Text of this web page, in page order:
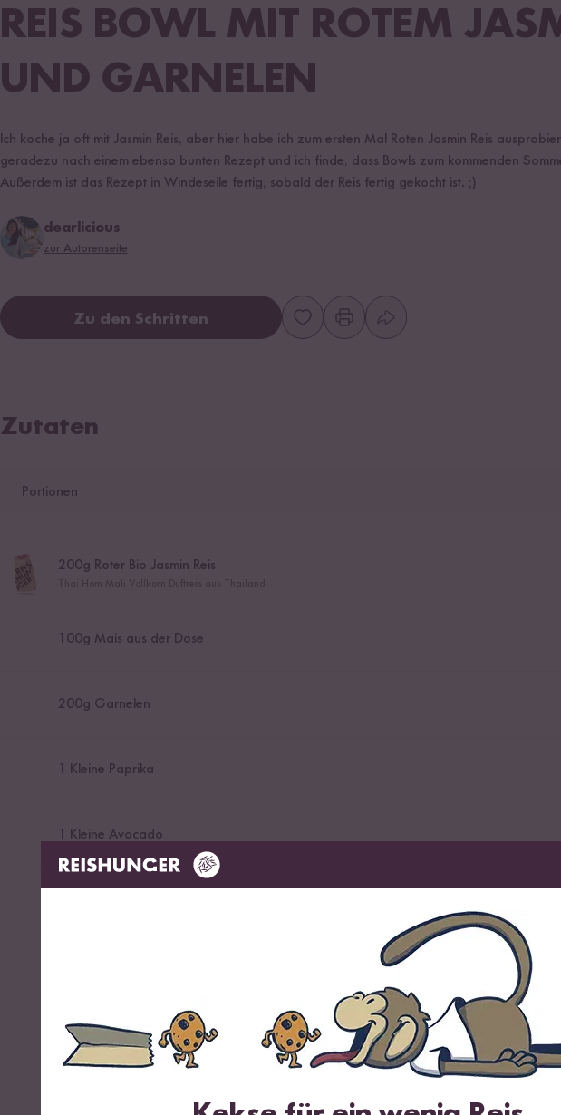
REIS BOWL MIT ROTEM
UND GARNELEN
Ich koche ja oft mit Jasmin Reis, aber hier habe ich zum ersten Mal Roten Jasmin Reis
geradezu nach einem ebenso bunten Rezept und ich finde, dass Bowls zum kommenden
Außerdem ist das Rezept in Windeseile fertig, sobald der Reis fertig gekocht ist. ;)
dearlicious
zur Autorenseite
Zu den Schritten
Zutaten
Portionen
200g Roter Bio Jasmin Reis
100g Mais aus der Dose
200g Garnelen
1 Kleine Paprika
1 Kleine Avocado
Etwas Salz